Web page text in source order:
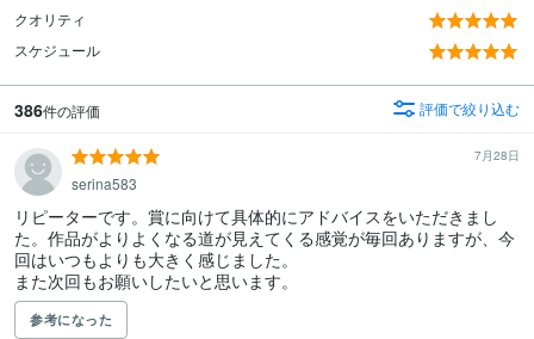
クオリティ
スケジュール
386件の評価 評価で絞り込む
7月28日
serina583
リピーターです。賞に向けて具体的にアドバイスをいただきまし
た。作品がよりよくなる道が見えてくる感覚が毎回ありますが、今
回はいつもよりも大きく感じました。
参考になった